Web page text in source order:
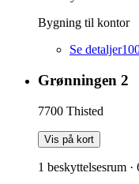
Bygning til kontor
Se detaljer
Grønningen 2
7700 Thisted
Vis på kort
1 beskyttelsesrum ·